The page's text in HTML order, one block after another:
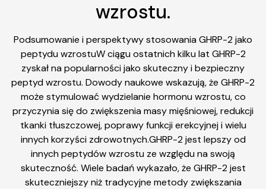
wzrostu.
Podsumowanie i perspektywy stosowania GHRP-2 jako
peptydu wzrostuW ciągu ostatnich kilku lat GHRP-2
zyskał na popularności jako skuteczny i bezpieczny
peptyd wzrostu. Dowody naukowe wskazują, że GHRP-2
może stymulować wydzielanie hormonu wzrostu, co
przyczynia się do zwiększenia masy mięśniowej, redukcji
tkanki tłuszczowej, poprawy funkcji erekcyjnej i wielu
innych korzyści zdrowotnych.GHRP-2 jest lepszy od
innych peptydów wzrostu ze względu na swoją
skuteczność. Wiele badań wykazało, że GHRP-2 jest
skuteczniejszy niż tradycyjne metody zwiększania